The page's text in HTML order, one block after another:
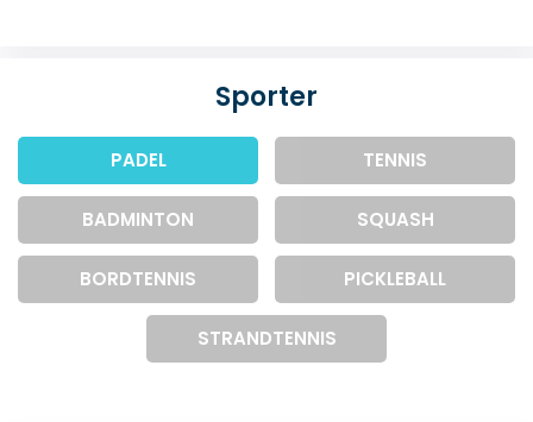
Sporter
PADEL TENNIS
BADMINTON SQUASH
BORDTENNIS PICKLEBALL
STRANDTENNIS